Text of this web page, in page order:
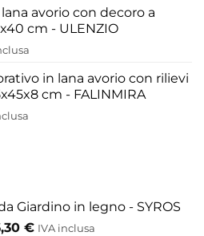
avorio con decoro a
cm - ULENZIO
in lana avorio con rilievi
cm - FALINMIRA
Giardino in legno - SYROS
€Fascia
IVA inclusa